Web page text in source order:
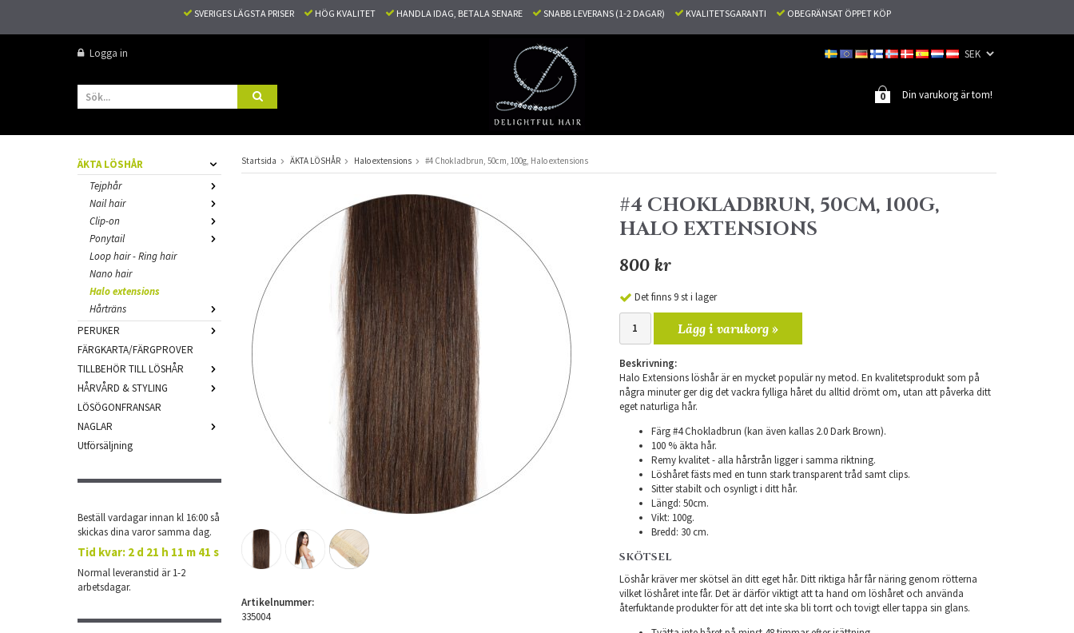
SVERIGES LÄGSTA PRISER HÖG KVALITET HANDLA IDAG, BETALA SENARE SNABB LEVERANS (1-2 DAGAR) KVALITETSGARANTI OBEGRÄNSAT ÖPPET KÖP
Logga in
Din varukorg är tom!
0
ÄKTA LÖSHÅR
Tejphår
Nail hair
Clip-on
Ponytail
Loop hair - Ring hair
Nano hair
Halo extensions
Hårträns
PERUKER
FÄRGKARTA/FÄRGPROVER
TILLBEHÖR TILL LÖSHÅR
HÅRVÅRD & STYLING
LÖSÖGONFRANSAR
NAGLAR
Utförsäljning
Beställ vardagar innan kl 16:00 så
skickas dina varor samma dag.
Tid kvar: 2 d 21 h 11 m 41 s
Normal leveranstid är 1-2
arbetsdagar.
Startsida ÄKTA LÖSHÅR Halo extensions #4 Chokladbrun, 50cm, 100g, Halo extensions
#4 CHOKLADBRUN, 50CM, 100G,
HALO EXTENSIONS
800 kr
Det finns 9 st i lager
Lägg i varukorg »
Beskrivning:
Halo Extensions löshår är en mycket populär ny metod. En kvalitetsprodukt som på
några minuter ger dig det vackra fylliga håret du alltid drömt om, utan att påverka ditt
eget naturliga hår.
Färg #4 Chokladbrun (kan även kallas 2.0 Dark Brown).
100 % äkta hår.
Remy kvalitet - alla hårstrån ligger i samma riktning.
Löshåret fästs med en tunn stark transparent tråd samt clips.
Sitter stabilt och osynligt i ditt hår.
Längd: 50cm.
Vikt: 100g.
Bredd: 30 cm.
SKÖTSEL
Löshår kräver mer skötsel än ditt eget hår. Ditt riktiga hår får näring genom rötterna
vilket löshåret inte får. Det är därför viktigt att ta hand om löshåret och använda
återfuktande produkter för att det inte ska bli torrt och tovigt eller tappa sin glans.
Artikelnummer:
335004